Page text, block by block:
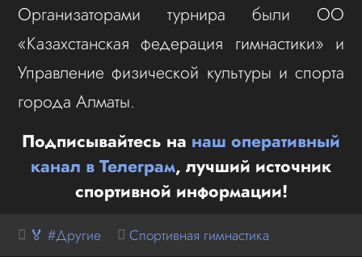
Организаторами турнира были ОО
«Казахстанская федерация гимнастики» и
Управление физической культуры и спорта
города Алматы.
Подписывайтесь на наш оперативный
канал в Телеграм, лучший источник
спортивной информации!
🏅 #Другие Спортивная гимнастика